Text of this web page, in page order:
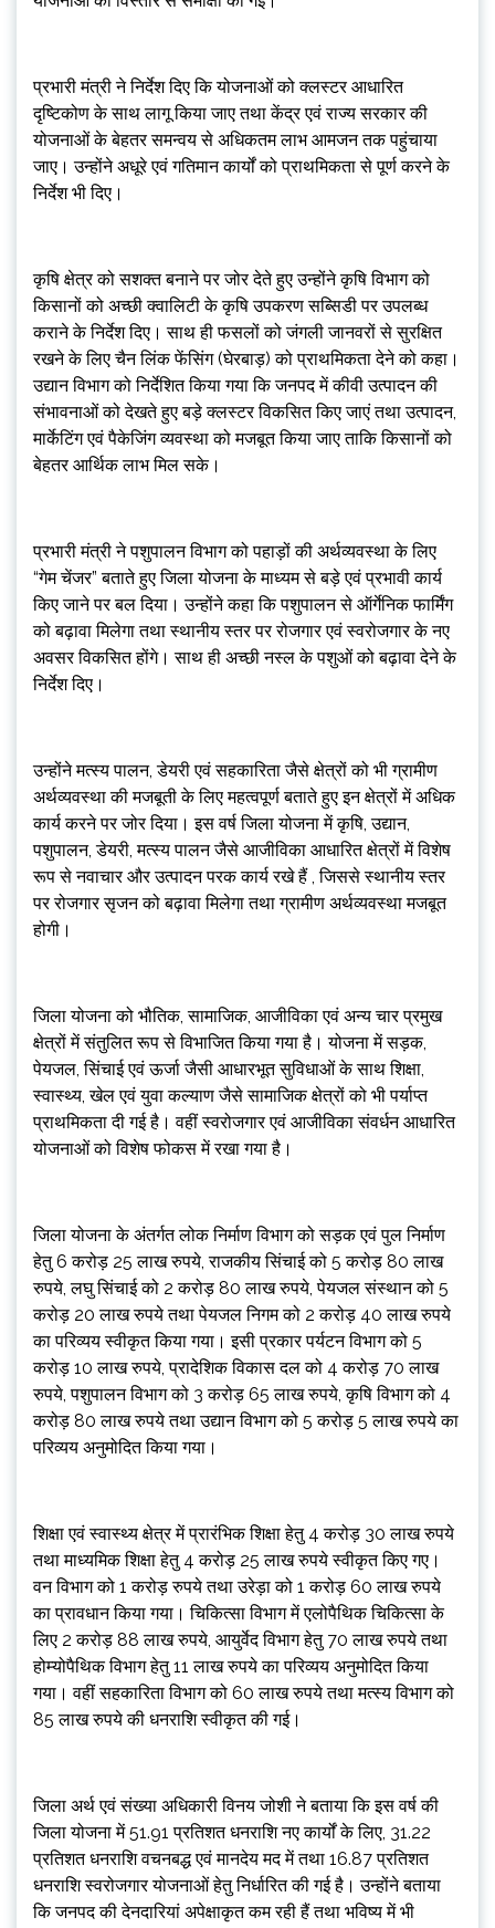
प्रभारी मंत्री ने निर्देश दिए कि योजनाओं को क्लस्टर आधारित
दृष्टिकोण के साथ लागू किया जाए तथा केंद्र एवं राज्य सरकार की
योजनाओं के बेहतर समन्वय से अधिकतम लाभ आमजन तक पहुंचाया
जाए। उन्होंने अधूरे एवं गतिमान कार्यों को प्राथमिकता से पूर्ण करने के
निर्देश भी दिए।
कृषि क्षेत्र को सशक्त बनाने पर जोर देते हुए उन्होंने कृषि विभाग को
किसानों को अच्छी क्वालिटी के कृषि उपकरण सब्सिडी पर उपलब्ध
कराने के निर्देश दिए। साथ ही फसलों को जंगली जानवरों से सुरक्षित
रखने के लिए चैन लिंक फेंसिंग (घेरबाड़) को प्राथमिकता देने को कहा।
उद्यान विभाग को निर्देशित किया गया कि जनपद में कीवी उत्पादन की
संभावनाओं को देखते हुए बड़े क्लस्टर विकसित किए जाएं तथा उत्पादन,
मार्केटिंग एवं पैकेजिंग व्यवस्था को मजबूत किया जाए ताकि किसानों को
बेहतर आर्थिक लाभ मिल सके।
प्रभारी मंत्री ने पशुपालन विभाग को पहाड़ों की अर्थव्यवस्था के लिए
“गेम चेंजर” बताते हुए जिला योजना के माध्यम से बड़े एवं प्रभावी कार्य
किए जाने पर बल दिया। उन्होंने कहा कि पशुपालन से ऑर्गेनिक फार्मिंग
को बढ़ावा मिलेगा तथा स्थानीय स्तर पर रोजगार एवं स्वरोजगार के नए
अवसर विकसित होंगे। साथ ही अच्छी नस्ल के पशुओं को बढ़ावा देने के
निर्देश दिए।
उन्होंने मत्स्य पालन, डेयरी एवं सहकारिता जैसे क्षेत्रों को भी ग्रामीण
अर्थव्यवस्था की मजबूती के लिए महत्वपूर्ण बताते हुए इन क्षेत्रों में अधिक
कार्य करने पर जोर दिया। इस वर्ष जिला योजना में कृषि, उद्यान,
पशुपालन, डेयरी, मत्स्य पालन जैसे आजीविका आधारित क्षेत्रों में विशेष
रूप से नवाचार और उत्पादन परक कार्य रखे हैं , जिससे स्थानीय स्तर
पर रोजगार सृजन को बढ़ावा मिलेगा तथा ग्रामीण अर्थव्यवस्था मजबूत
होगी।
जिला योजना को भौतिक, सामाजिक, आजीविका एवं अन्य चार प्रमुख
क्षेत्रों में संतुलित रूप से विभाजित किया गया है। योजना में सड़क,
पेयजल, सिंचाई एवं ऊर्जा जैसी आधारभूत सुविधाओं के साथ शिक्षा,
स्वास्थ्य, खेल एवं युवा कल्याण जैसे सामाजिक क्षेत्रों को भी पर्याप्त
प्राथमिकता दी गई है। वहीं स्वरोजगार एवं आजीविका संवर्धन आधारित
योजनाओं को विशेष फोकस में रखा गया है।
जिला योजना के अंतर्गत लोक निर्माण विभाग को सड़क एवं पुल निर्माण
हेतु 6 करोड़ 25 लाख रुपये, राजकीय सिंचाई को 5 करोड़ 80 लाख
रुपये, लघु सिंचाई को 2 करोड़ 80 लाख रुपये, पेयजल संस्थान को 5
करोड़ 20 लाख रुपये तथा पेयजल निगम को 2 करोड़ 40 लाख रुपये
का परिव्यय स्वीकृत किया गया। इसी प्रकार पर्यटन विभाग को 5
करोड़ 10 लाख रुपये, प्रादेशिक विकास दल को 4 करोड़ 70 लाख
रुपये, पशुपालन विभाग को 3 करोड़ 65 लाख रुपये, कृषि विभाग को 4
करोड़ 80 लाख रुपये तथा उद्यान विभाग को 5 करोड़ 5 लाख रुपये का
परिव्यय अनुमोदित किया गया।
शिक्षा एवं स्वास्थ्य क्षेत्र में प्रारंभिक शिक्षा हेतु 4 करोड़ 30 लाख रुपये
तथा माध्यमिक शिक्षा हेतु 4 करोड़ 25 लाख रुपये स्वीकृत किए गए।
वन विभाग को 1 करोड़ रुपये तथा उरेड़ा को 1 करोड़ 60 लाख रुपये
का प्रावधान किया गया। चिकित्सा विभाग में एलोपैथिक चिकित्सा के
लिए 2 करोड़ 88 लाख रुपये, आयुर्वेद विभाग हेतु 70 लाख रुपये तथा
होम्योपैथिक विभाग हेतु 11 लाख रुपये का परिव्यय अनुमोदित किया
गया। वहीं सहकारिता विभाग को 60 लाख रुपये तथा मत्स्य विभाग को
85 लाख रुपये की धनराशि स्वीकृत की गई।
जिला अर्थ एवं संख्या अधिकारी विनय जोशी ने बताया कि इस वर्ष की
जिला योजना में 51.91 प्रतिशत धनराशि नए कार्यों के लिए, 31.22
प्रतिशत धनराशि वचनबद्ध एवं मानदेय मद में तथा 16.87 प्रतिशत
धनराशि स्वरोजगार योजनाओं हेतु निर्धारित की गई है। उन्होंने बताया
कि जनपद की देनदारियां अपेक्षाकृत कम रही हैं तथा भविष्य में भी